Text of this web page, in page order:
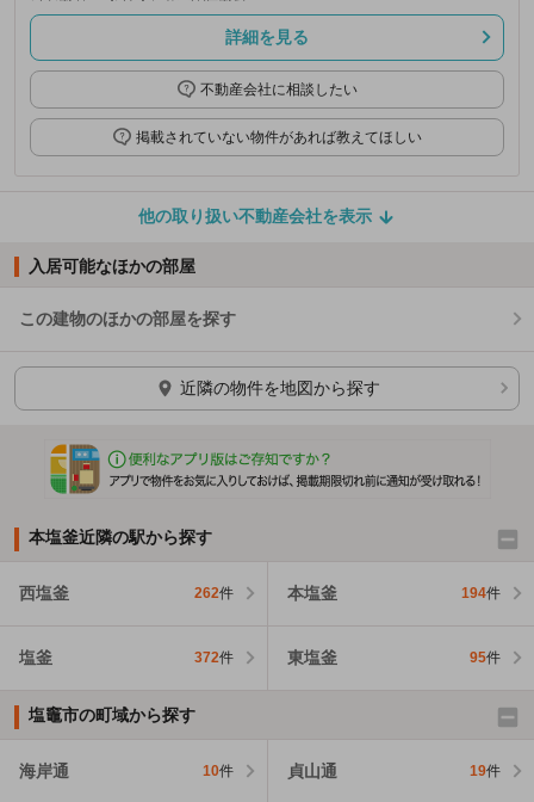
詳細を見る
不動産会社に相談したい
掲載されていない物件があれば教えてほしい
他の取り扱い不動産会社を表示
入居可能なほかの部屋
この建物のほかの部屋を探す
ほかの部屋を検索中…
近隣の物件を地図から探す
本塩釜近隣の駅から探す
西塩釜 262件 本塩釜 194件
塩釜 372件 東塩釜 95件
塩竈市の町域から探す
海岸通 10件 貞山通 19件